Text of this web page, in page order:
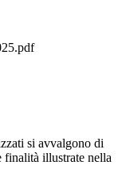
si avvalgono di
finalità illustrate nella